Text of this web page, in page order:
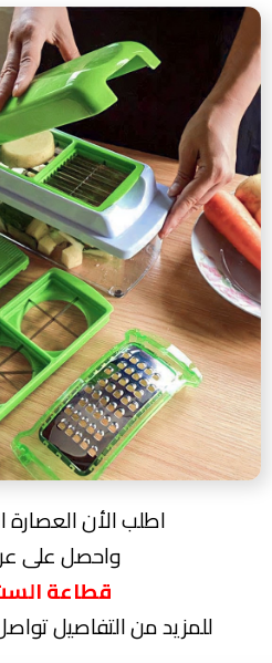
اطلب الأن العصارة
واحصل على
قطاعة
للمزيد من التفاصيل